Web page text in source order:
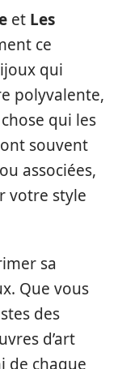
et Les
ce
qui
polyvalente,
qui les
souvent
associées,
votre style
sa
Que vous
des
d’art
de chaque